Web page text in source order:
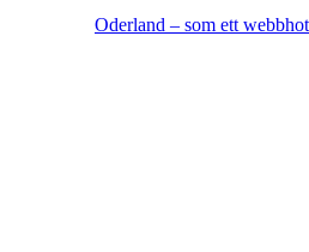
Oderland – som ett